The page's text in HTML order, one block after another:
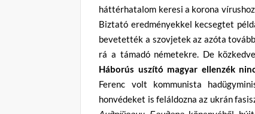
háttérhatalom keresi a korona
Biztató eredményekkel kecsegtet
bevetették a szovjetek az azóta
rá a támadó németekre. De
Háborús uszító magyar ellenzék
Ferenc volt kommunista
honvédeket is feláldozna az ukrán